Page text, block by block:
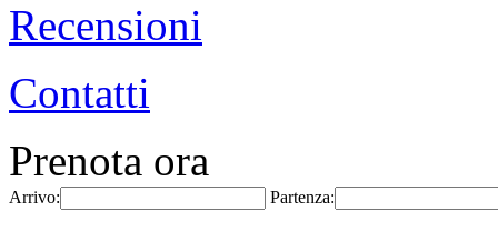
Recensioni
Contatti
Prenota ora
Arrivo: Partenza: